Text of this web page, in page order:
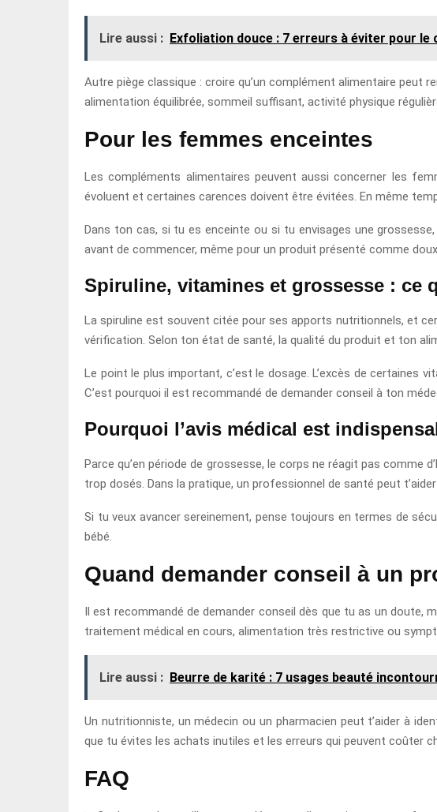
Lire aussi : Exfoliation douce : 7 erreurs à éviter pour le
Autre piège classique : croire qu’un complément alimentaire peut
alimentation équilibrée, sommeil suffisant, activité physique
Pour les femmes enceintes
Les compléments alimentaires peuvent aussi concerner les
évoluent et certaines carences doivent être évitées. En même
Dans ton cas, si tu es enceinte ou si tu envisages une
avant de commencer, même pour un produit présenté comme
Spiruline, vitamines et grossesse : ce
La spiruline est souvent citée pour ses apports nutritionnels, et
vérification. Selon ton état de santé, la qualité du produit et ton
Le point le plus important, c’est le dosage. L’excès de certaines
C’est pourquoi il est recommandé de demander conseil à ton
Pourquoi l’avis médical est
Parce qu’en période de grossesse, le corps ne réagit pas comme
trop dosés. Dans la pratique, un professionnel de santé peut
Si tu veux avancer sereinement, pense toujours en termes de
bébé.
Quand demander conseil à un
Il est recommandé de demander conseil dès que tu as un doute,
traitement médical en cours, alimentation très restrictive ou
Lire aussi : Beurre de karité : 7 usages beauté
Un nutritionniste, un médecin ou un pharmacien peut t’aider à
que tu évites les achats inutiles et les erreurs qui peuvent coûter
FAQ